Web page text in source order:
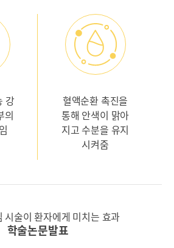
강
의
혈액순환 촉진을
통해 안색이 맑아
지고수분을 유지
시켜줌
시술이 환자에게 미치는 효과
학술논문발표